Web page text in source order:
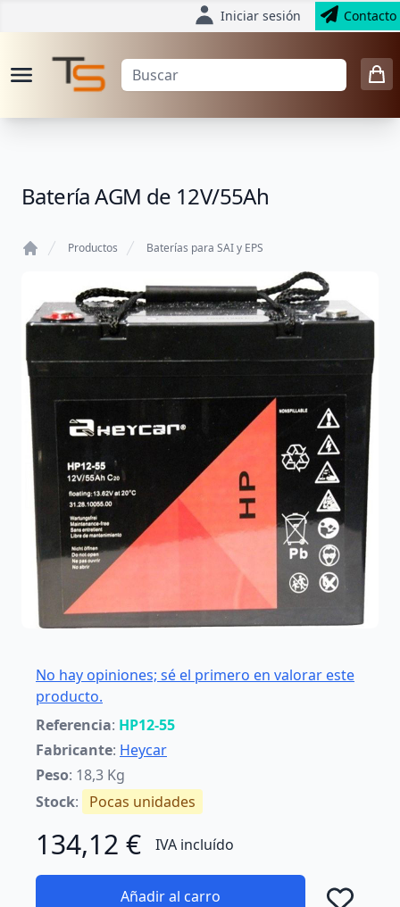
Iniciar sesión Contacto
Batería AGM de 12V/55Ah
Productos Baterías para SAI y EPS
No hay opiniones; sé el primero en valorar este
producto.
Referencia: HP12-55
Fabricante: Heycar
Peso: 18,3 Kg
Stock: Pocas unidades
134,12 € IVA incluído
Añadir al carro